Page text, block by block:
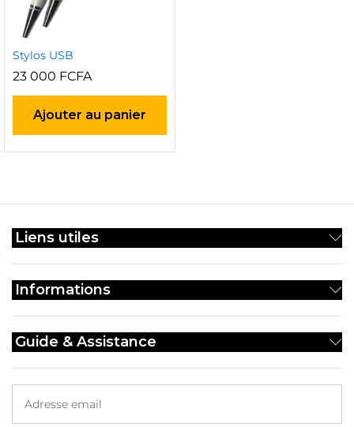
Stylos USB
23 000 FCFA
Ajouter au panier
Liens utiles
Informations
Guide & Assistance